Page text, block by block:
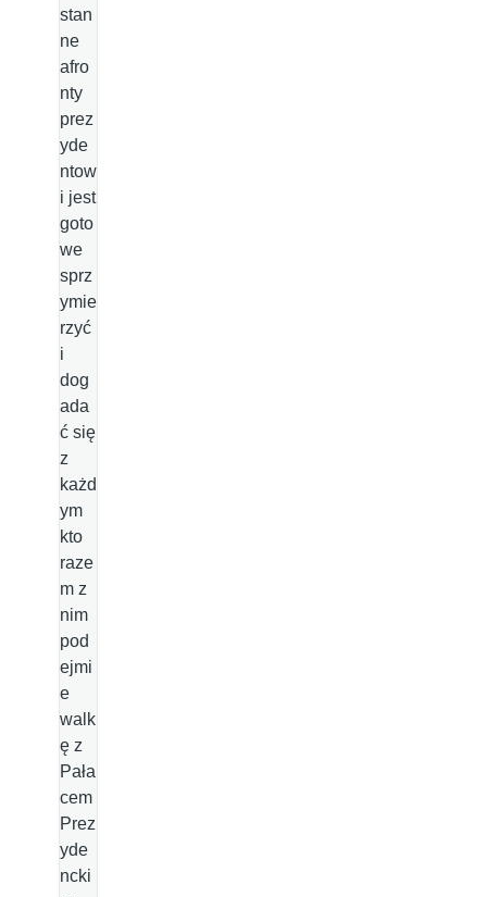
stan
ne
afro
nty
prez
yde
ntow
i jest
goto
we
sprz
ymie
rzyć
i
dog
ada
ć się
z
każd
ym
kto
raze
m z
nim
pod
ejmi
e
walk
ę z
Pała
cem
Prez
yde
ncki